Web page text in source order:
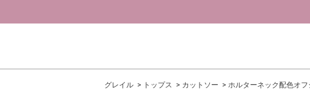
グレイル トップス カットソー ホルターネック配色オ